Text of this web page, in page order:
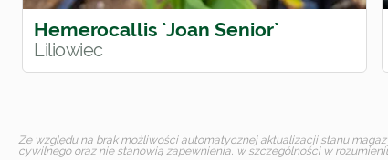
Hemerocallis `Joan Senior`
Liliowiec
Ze względu na brak możliwości automatycznej aktualizacji stanu
cywilnego oraz nie stanowią zapewnienia, w szczególności w